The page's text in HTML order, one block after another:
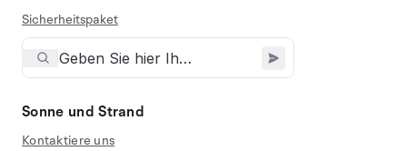
Sicherheitspaket
Sonne und Strand
Kontaktiere uns